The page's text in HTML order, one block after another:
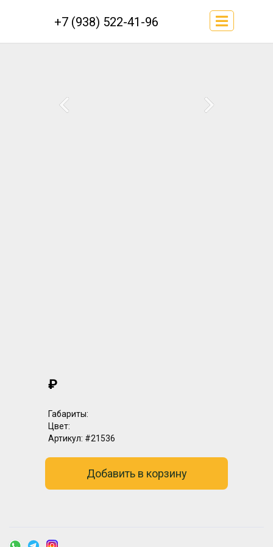
+7 (938) 522-41-96
₽
Габариты:
Цвет:
Артикул: #21536
Добавить в корзину